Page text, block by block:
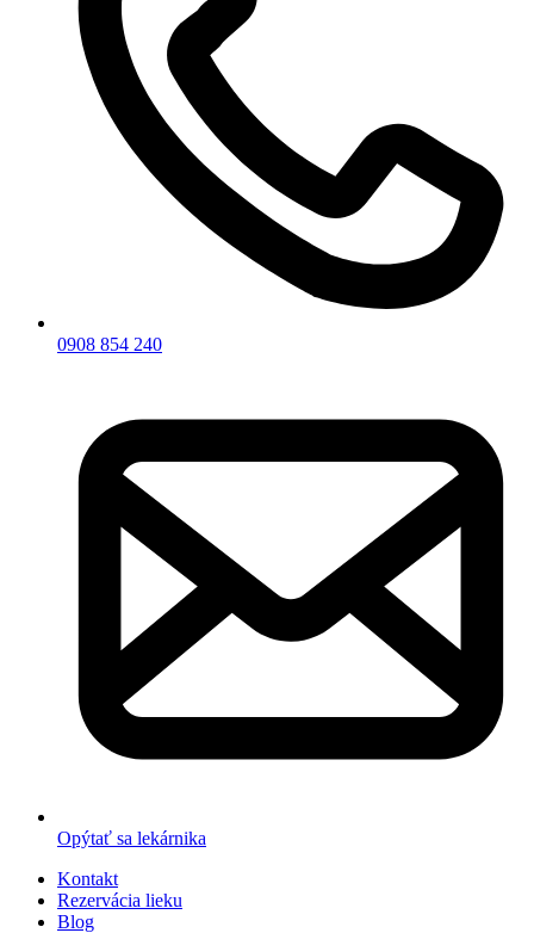
0908 854 240
Opýtať sa lekárnika
Kontakt
Rezervácia lieku
Blog